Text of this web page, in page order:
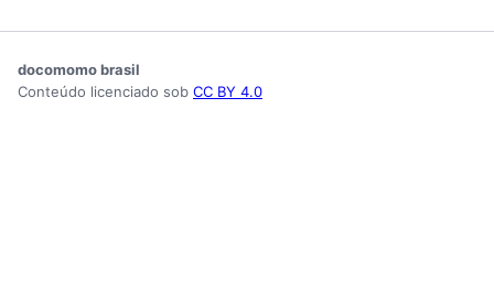
docomomo brasil
Conteúdo licenciado sob CC BY 4.0